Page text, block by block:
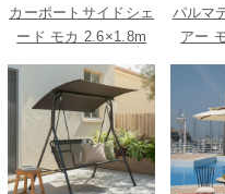
カーポートサイドシェ
ード モカ 2.6×1.8m
パルマ
アー